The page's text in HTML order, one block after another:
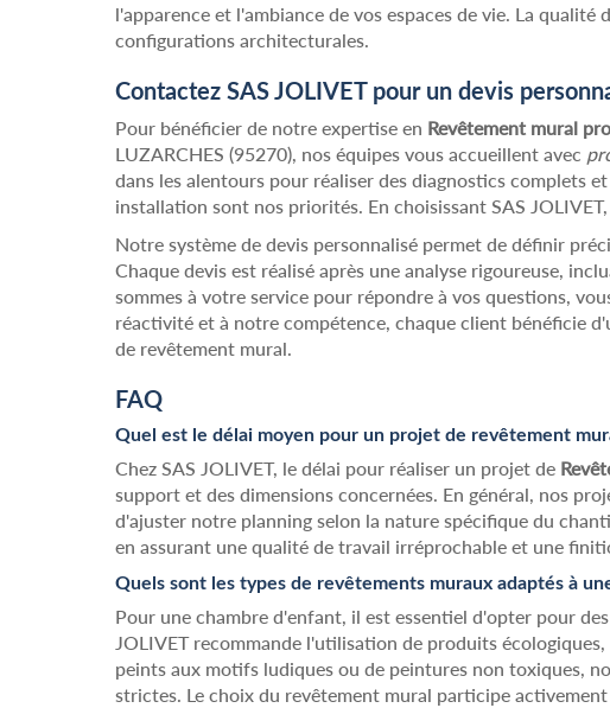
l'apparence et l'ambiance de vos espaces de vie. La
configurations architecturales.
Contactez SAS JOLIVET pour un devis
Pour bénéficier de notre expertise en Revêtement mural
LUZARCHES (95270), nos équipes vous accueillent avec
dans les alentours pour réaliser des diagnostics complets
installation sont nos priorités. En choisissant SAS
Notre système de devis personnalisé permet de définir
Chaque devis est réalisé après une analyse rigoureuse,
sommes à votre service pour répondre à vos questions,
réactivité et à notre compétence, chaque client bénéficie
de revêtement mural.
FAQ
Quel est le délai moyen pour un projet de revêtement
Chez SAS JOLIVET, le délai pour réaliser un projet de
support et des dimensions concernées. En général, nos
d'ajuster notre planning selon la nature spécifique du
en assurant une qualité de travail irréprochable et une
Quels sont les types de revêtements muraux adaptés à
Pour une chambre d'enfant, il est essentiel d'opter pour
JOLIVET recommande l'utilisation de produits
peints aux motifs ludiques ou de peintures non toxiques,
strictes. Le choix du revêtement mural participe